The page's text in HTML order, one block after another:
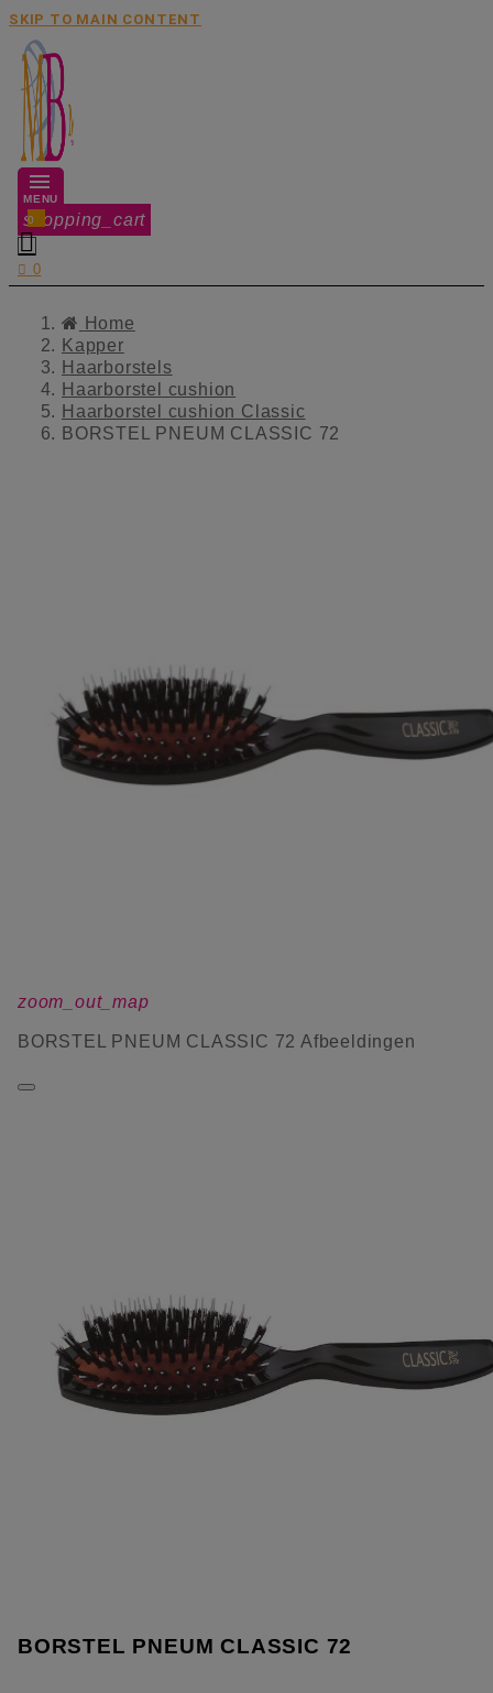
SKIP TO MAIN CONTENT
MENU
shopping_cart
0

 0
Home
Kapper
Haarborstels
Haarborstel cushion
Haarborstel cushion Classic
BORSTEL PNEUM CLASSIC 72
zoom_out_map
BORSTEL PNEUM CLASSIC 72 Afbeeldingen
BORSTEL PNEUM CLASSIC 72